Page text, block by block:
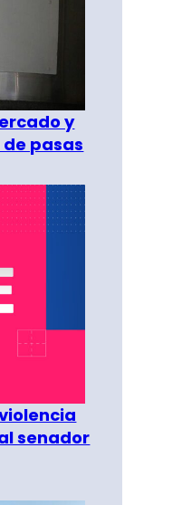
y
pasas
senador